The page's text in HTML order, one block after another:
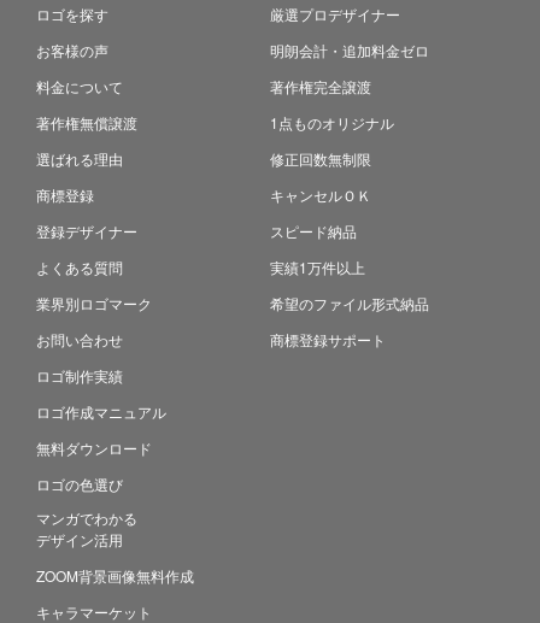
ロゴを探す
お客様の声
料金について
著作権無償譲渡
選ばれる理由
商標登録
登録デザイナー
よくある質問
業界別ロゴマーク
お問い合わせ
ロゴ制作実績
ロゴ作成マニュアル
無料ダウンロード
ロゴの色選び
マンガでわかる
デザイン活用
ZOOM背景画像無料作成
キャラマーケット
厳選プロデザイナー
明朗会計・追加料金ゼロ
著作権完全譲渡
1点ものオリジナル
修正回数無制限
キャンセルＯＫ
スピード納品
実績1万件以上
希望のファイル形式納品
商標登録サポート